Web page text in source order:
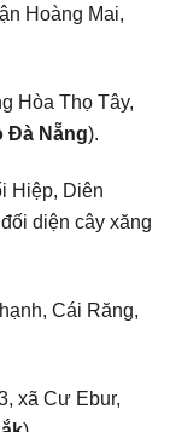
Hoàng Mai,
Hòa Thọ Tây,
Đà Nẵng).
Hiệp, Diên
diện cây xăng
Cái Răng,
xã Cư Ebur,